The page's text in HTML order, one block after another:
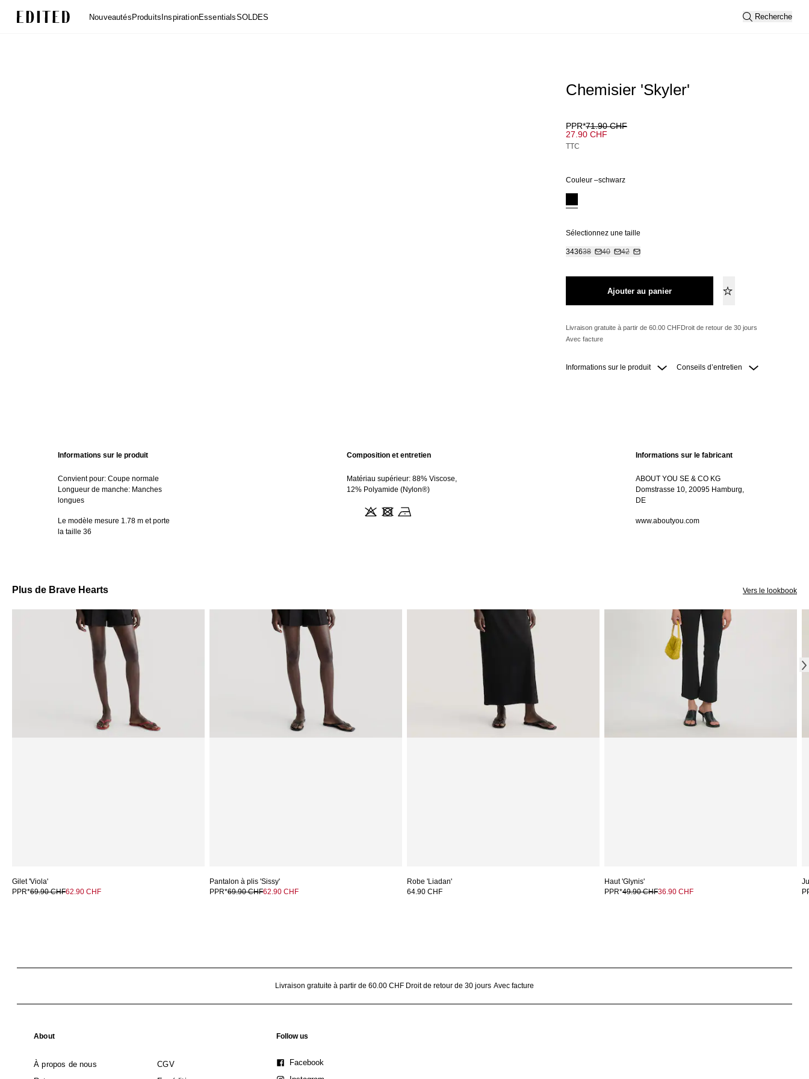
NouveautésProduitsInspirationEssentialsSOLDES Recherche
Chemisier 'Skyler'
PPR*71.90 CHF
27.90 CHF
TTC
Couleur –schwarz
Sélectionnez une taille
343638 40 42
Ajouter au panier
Livraison gratuite à partir de 60.00 CHFDroit de retour de 30 jours
Avec facture
Informations sur le produit Conseils d’entretien
Informations sur le produit
Convient pour: Coupe normale
Longueur de manche: Manches
longues
Le modèle mesure 1.78 m et porte
la taille 36
Composition et entretien
Matériau supérieur: 88% Viscose,
12% Polyamide (Nylon®)
Informations sur le fabricant
ABOUT YOU SE & CO KG
Domstrasse 10, 20095 Hamburg,
DE
www.aboutyou.com
Plus de Brave Hearts Vers le lookbook
Gilet 'Viola'
PPR*69.90 CHF62.90 CHF
Pantalon à plis 'Sissy'
PPR*69.90 CHF62.90 CHF
Robe 'Liadan'
64.90 CHF
Haut 'Glynis'
PPR*49.90 CHF36.90 CHF
Livraison gratuite à partir de 60.00 CHF Droit de retour de 30 jours Avec facture
About
À propos de nous
CGV
Follow us
Facebook